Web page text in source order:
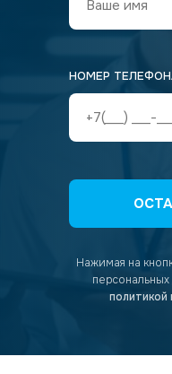
НОМЕР
Нажимая на
политикой